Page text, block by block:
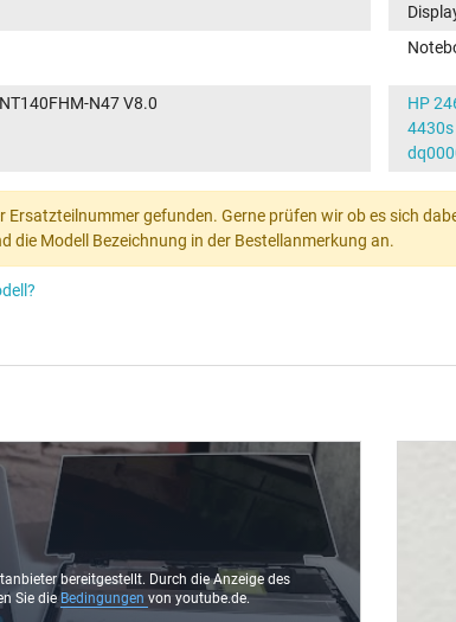
N47 V8.0 HP
4430s
Ersatzteilnummer gefunden. Gerne prüfen wir ob es sich
die Modell Bezeichnung in der Bestellanmerkung an.
bereitgestellt. Durch die Anzeige des
Sie dieBedingungen von youtube.de.